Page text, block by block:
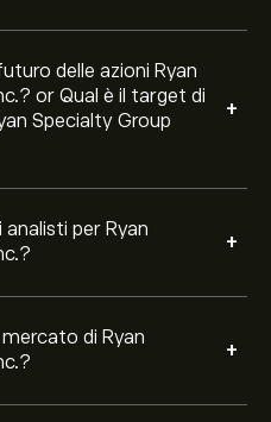
delle azioni Ryan
or Qual è il target di
Specialty Group
+
analisti per Ryan
+
di Ryan
+